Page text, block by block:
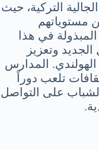
التركية، حيث
مستوياتهم
المبذولة في هذا
وتعزيز
المدارس
تلعب دوراً
على التواصل